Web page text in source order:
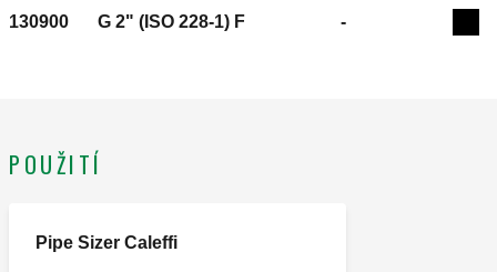
130900 G 2" (ISO 228-1) F -
POUŽITÍ
Pipe Sizer Caleffi